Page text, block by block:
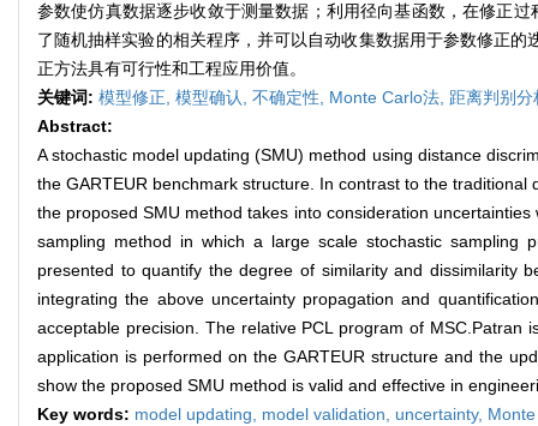
参数使仿真数据逐步收敛于测量数据；利用径向基函数，在修正
了随机抽样实验的相关程序，并可以自动收集数据用于参数修正
正方法具有可行性和工程应用价值。
关键词: 模型修正, 模型确认, 不确定性, Monte Carlo法, 距离判别
Abstract:
A stochastic model updating (SMU) method using distance
the GARTEUR benchmark structure. In contrast to the
the proposed SMU method takes into consideration
sampling method in which a large scale stochastic sampling
presented to quantify the degree of similarity and dissimilarity
integrating the above uncertainty propagation and
acceptable precision. The relative PCL program of
application is performed on the GARTEUR structure and the
show the proposed SMU method is valid and effective in
Key words: model updating, model validation, uncertainty,